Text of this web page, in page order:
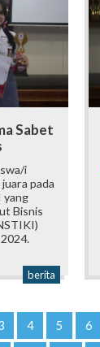
Sabet
i
pada
yang
Bisnis
berita
4 5 6